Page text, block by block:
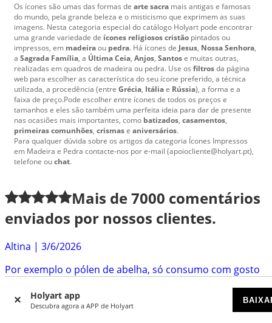
Holyart app
Descubra agora a APP de Holyart
Os ícones são umas das formas de arte sacra mais antigas e famosas
do mundo, pela grande beleza e o misticismo que exprimem as suas
imagens. Nesta categoria especial do catálogo Holyart pode encontrar
uma grande variedade de ícones religiosos cristão pintados ou
impressos, em madeiraou pedra. Há ícones de Jesus, Nossa Senhora,
a Sagrada Família, a Última Ceia, Anjos, Santose muitas outras,
realizadas em quadros de madeira ou pedra. Use os filtrosda página
web para escolher as característica do seu ícone preferido, a técnica
utilizada, a procedência (entre Grécia, Itáliae Rússia), a forma e a
faixa de preço.Pode escolher entre ícones de todos os preços e
tamanhos e eles são também uma perfeita ideia para dar de presente
nas ocasiões mais importantes, como batizados, casamentos,
primeiras comunhões, crismase aniversários.
Para qualquer dúvida sobre os artigos da categoria Ícones Impressos
em Madeira e Pedra contacte-nos por e-mail (apoiocliente@holyart.pt),
telefone ouchat.
Mais de7000 comentários
enviados por nossos clientes.
Altina | 3/6/2026
Por exemplo o pólen de abelha, só consumo com gosto
também...